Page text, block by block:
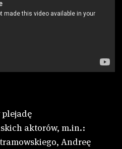
plejadę
aktorów, m.in.:
Andreę